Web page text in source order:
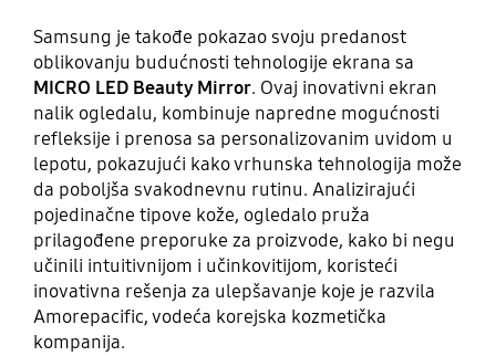
Samsung je takođe pokazao svoju predanost
oblikovanju budućnosti tehnologije ekrana sa
MICRO LED Beauty Mirror. Ovaj inovativni ekran
nalik ogledalu, kombinuje napredne mogućnosti
refleksije i prenosa sa personalizovanim uvidom u
lepotu, pokazujući kako vrhunska tehnologija može
da poboljša svakodnevnu rutinu. Analizirajući
pojedinačne tipove kože, ogledalo pruža
prilagođene preporuke za proizvode, kako bi negu
učinili intuitivnijom i učinkovitijom, koristeći
inovativna rešenja za ulepšavanje koje je razvila
Amorepacific, vodeća korejska kozmetička
kompanija.